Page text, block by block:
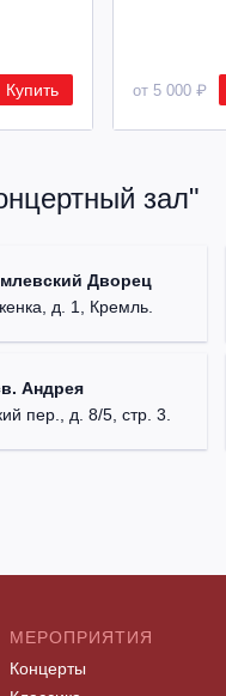
Купить от 5 000 ₽
зал"
Дворец
д. 1, Кремль.
Андрея
пер., д. 8/5, стр. 3.
МЕРОПРИЯТИЯ
Концерты